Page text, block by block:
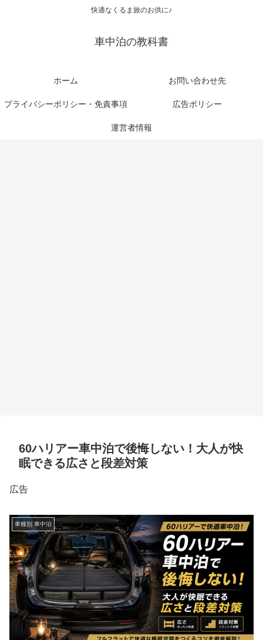
快適なくるま旅のお供に♪
車中泊の教科書
ホーム お問い合わせ先
プライバシーポリシー・免責事項 広告ポリシー
運営者情報
60ハリアー車中泊で後悔しない！大人が快
眠できる広さと段差対策
広告
車種別 車中泊